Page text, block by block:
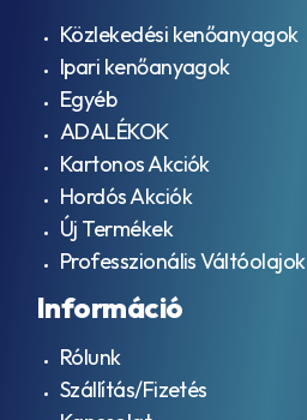
Közlekedési kenőanyagok
Ipari kenőanyagok
Egyéb
ADALÉKOK
Kartonos Akciók
Hordós Akciók
Új Termékek
Professzionális Váltóolajok
Információ
Rólunk
Szállítás/Fizetés